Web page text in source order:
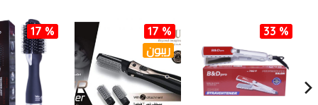
33 %
ريبون
17 %
17 %